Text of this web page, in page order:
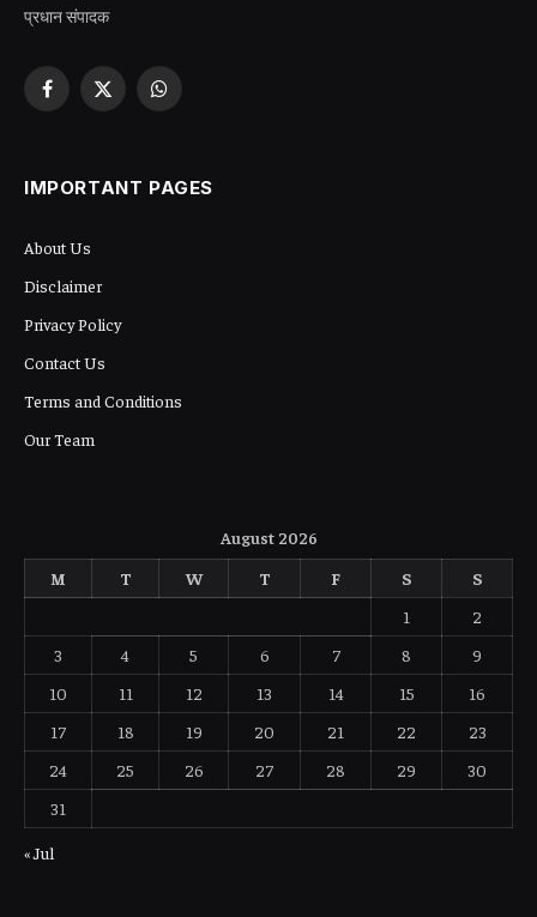
प्रधान संपादक
Facebook
X
WhatsApp
IMPORTANT PAGES
About Us
Disclaimer
Privacy Policy
Contact Us
Terms and Conditions
Our Team
August 2026
M
T W T F S
S
1
2
3
4 5 6 7 8
9
10
11 12 13 14 15
16
17
18 19 20 21 22
23
24
25 26 27 28 29
30
31
« Jul